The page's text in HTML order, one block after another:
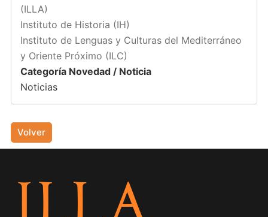
(ILLA)
Instituto de Historia (IH)
Instituto de Lenguas y Culturas del Mediterráneo
y Oriente Próximo (ILC)
Categoría Novedad / Noticia
Noticias
Volver